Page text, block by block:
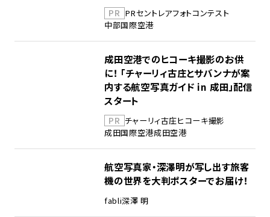
PR PRセントレアフォトコンテスト
中部国際空港
成田空港でのヒコーキ撮影のお供
に！ 「チャーリィ古庄とサバンナが案
内する航空写真ガイド in 成田」配信
スタート
PR チャーリィ古庄ヒコーキ撮影
成田国際空港成田空港
航空写真家・深澤明が写し出す旅客
機の世界を大判ポスターでお届け！
fabli深澤 明